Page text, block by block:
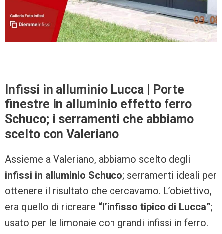
Infissi in alluminio Lucca | Porte
finestre in alluminio effetto ferro
Schuco; i serramenti che abbiamo
scelto con Valeriano
Assieme a Valeriano, abbiamo scelto degli
infissi in alluminio Schuco; serramenti ideali per
ottenere il risultato che cercavamo. L’obiettivo,
era quello di ricreare “l’infisso tipico di Lucca”;
usato per le limonaie con grandi infissi in ferro.